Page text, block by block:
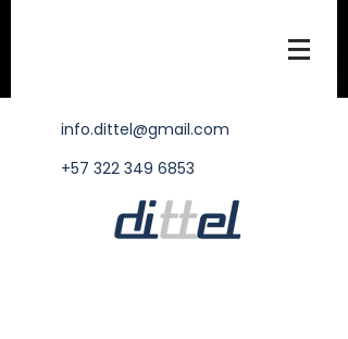
info.dittel@gmail.com
+57 322 349 6853